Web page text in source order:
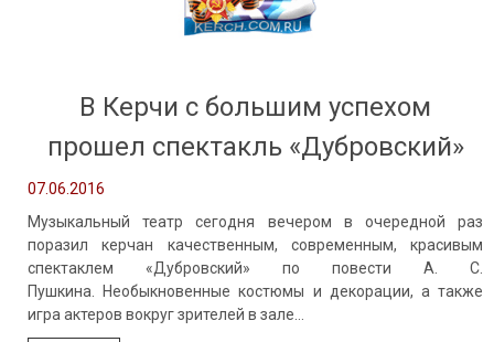
В Керчи с большим успехом
прошел спектакль «Дубровский»
07.06.2016
Музыкальный театр сегодня вечером в очередной раз
поразил керчан качественным, современным, красивым
спектаклем «Дубровский» по повести А. С.
Пушкина. Необыкновенные костюмы и декорации, а также
игра актеров вокруг зрителей в зале…